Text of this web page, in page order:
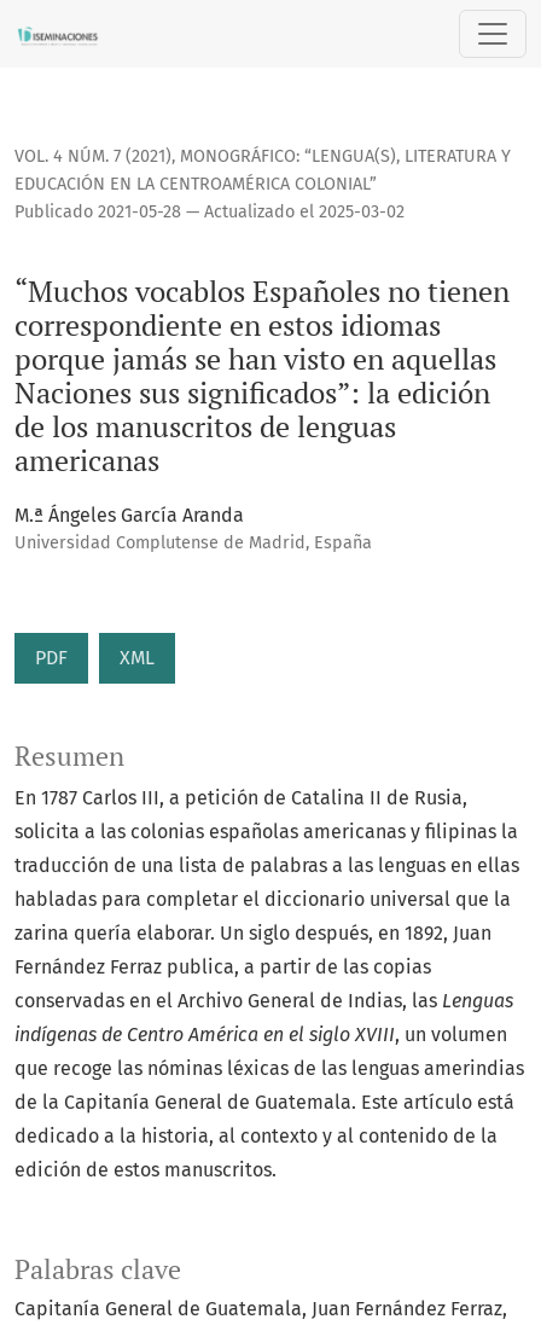
“Muchos vocablos Españoles no tienen correspondiente
VOL. 4 NÚM. 7 (2021), MONOGRÁFICO: “LENGUA(S), LITERATURA Y
EDUCACIÓN EN LA CENTROAMÉRICA COLONIAL”
“Muchos vocablos Españoles no tienen
correspondiente en estos idiomas
porque jamás se han visto en aquellas
Naciones sus significados”: la edición
de los manuscritos de lenguas
americanas
Publicado 2021-05-28 — Actualizado el 2025-03-02
M.ª Ángeles García Aranda
Universidad Complutense de Madrid, España
PDF XML
Palabras clave
Capitanía General de Guatemala Juan Fernández Ferraz
Resumen
En 1787 Carlos III, a petición de Catalina II de Rusia,
solicita a las colonias españolas americanas y filipinas la
traducción de una lista de palabras a las lenguas en ellas
habladas para completar el diccionario universal que la
zarina quería elaborar. Un siglo después, en 1892, Juan
Fernández Ferraz publica, a partir de las copias
conservadas en el Archivo General de Indias, las Lenguas
indígenas de Centro América en el siglo XVIII, un volumen
que recoge las nóminas léxicas de las lenguas amerindias
de la Capitanía General de Guatemala. Este artículo está
dedicado a la historia, al contexto y al contenido de la
edición de estos manuscritos.